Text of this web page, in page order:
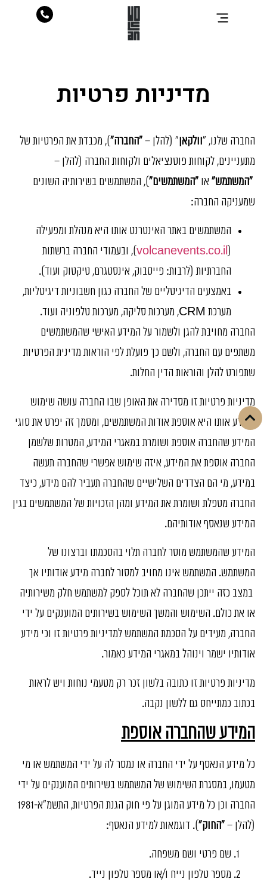
מדיניות פרטיות
החברה שלנו, "וולקאן" (להלן – "החברה"), מכבדת את הפרטיות של
מתעניינים, לקוחות פוטנציאלים ולקוחות החברה (להלן –
"המשתמש" או "המשתמשים"), המשתמשים בשירותיה השונים
שמעניקה החברה:
המשתמשים באתר האינטרנט אותו היא מנהלת ומפעילה
(
volcanevents.co.il), ובעמודי החברה ברשתות
החברתיות (לרבות: פייסבוק, אינסטגרם, טיקטוק ועוד).
באמצעים הדיגיטליים של החברה כגון חשבוניות דיגיטליות,
מערכת CRM, מערכות סליקה, מערכות טלפוניה ועוד.
החברה מחויבת להגן ולשמור על המידע האישי שהמשתמשים
משתפים עם החברה, ולשם כך פועלת לפי הוראות מדינית הפרטיות
שתפורט להלן והוראות הדין החלות.
מדיניות פרטיות זו מסדירה את האופן שבו החברה עושה שימוש
במידע אותו היא אוספת אודות המשתמשים, ומסמך זה יפרט את סוגי
המידע שהחברה אוספת ושומרת במאגרי המידע, המטרות שלשמן
החברה אוספת את המידע, איזה שימוש אפשרי שהחברה תעשה
במידע, מי הם הצדדים השלישיים שהחברה תעביר להם מידע, כיצד
החברה מטפלת ושומרת את המידע ומהן הזכויות של המשתמשים בגין
המידע שנאסף אודותיהם.
המידע שהמשתמש מוסר לחברה תלוי בהסכמתו וברצונו של
המשתמש. המשתמש אינו מחויב למסור לחברה מידע אודותיו אך
במצב כזה ייתכן שהחברה לא תוכל לספק למשתמש חלק משירותיה
או את כולם. השימוש והמשך השימוש בשירותים המוענקים על ידי
החברה, מעידים על הסכמת המשתמש למדיניות פרטיות זו וכי מידע
אודותיו ישמר וינוהל במאגרי המידע כאמור.
מדיניות פרטיות זו כתובה בלשון זכר רק מטעמי נוחות ויש לראות
בכתוב כמתייחס גם ללשון נקבה.
המידע שהחברה אוספת
כל מידע הנאסף על ידי החברה או נמסר לה על ידי המשתמש או מי
מטעמו, במסגרת השימוש של המשתמש בשירותים המוענקים על ידי
החברה וכן כל מידע המוגן על פי חוק הגנת הפרטיות, התשמ"א-1981
(להלן – "החוק"). דוגמאות למידע הנאסף:
שם פרטי ושם משפחה.
מספר טלפון נייח ו/או מספר טלפון נייד.